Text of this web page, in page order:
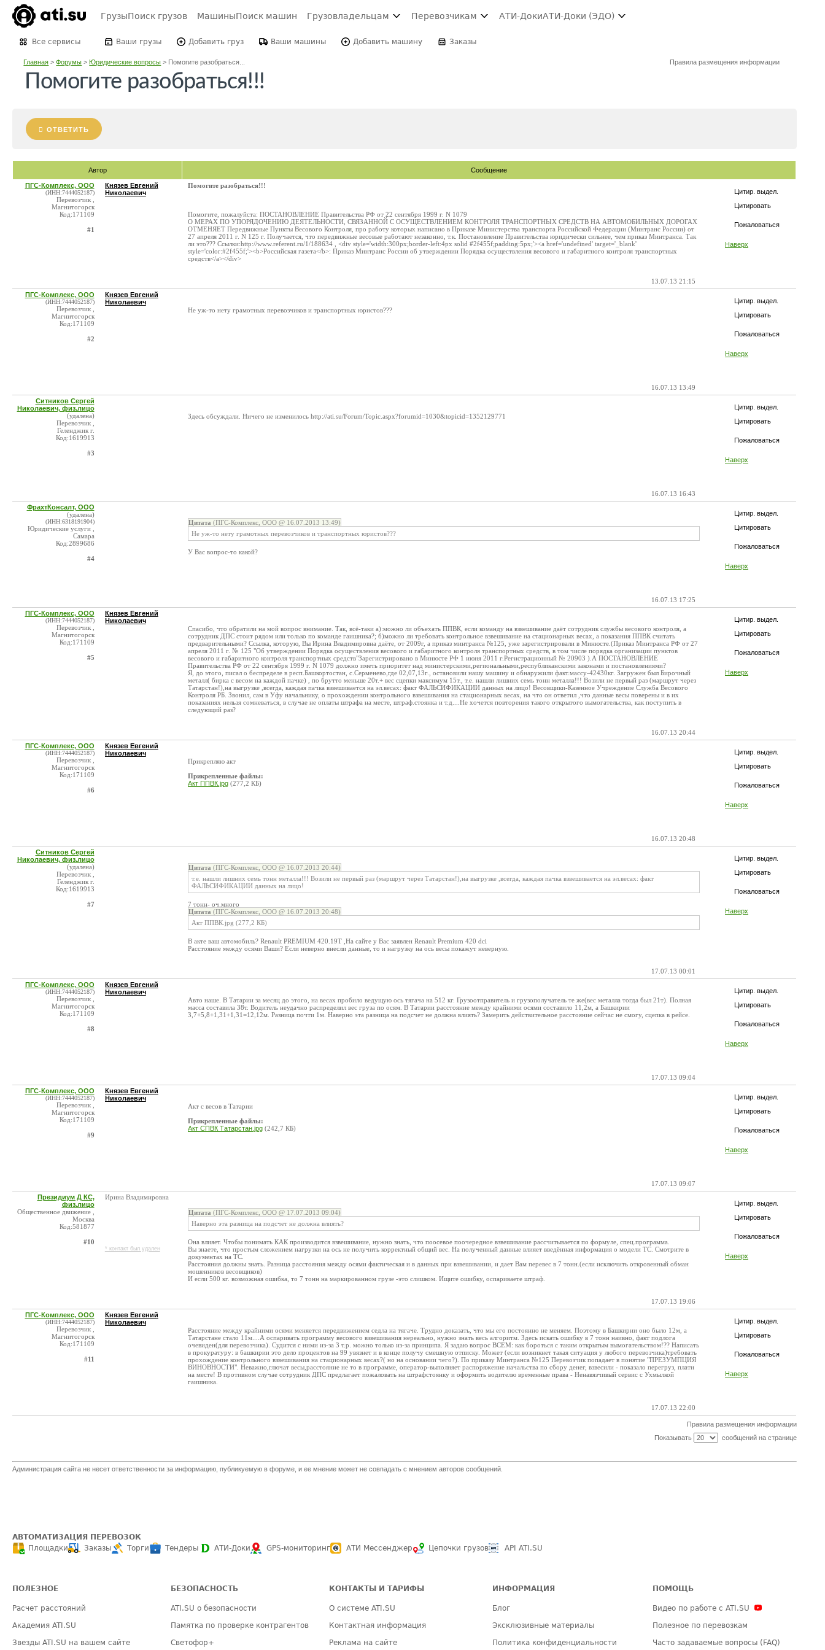
ГрузыПоиск грузов МашиныПоиск машин Грузовладельцам Перевозчикам АТИ-ДокиАТИ-Доки (ЭДО)
Все сервисы Ваши грузы Добавить груз Ваши машины Добавить машину Заказы
Главная >Форумы >Юридические вопросы > Помогите разобраться... Правила размещения информации
Помогите разобраться!!!
ОТВЕТИТЬ
Автор Сообщение
Цитир. выдел.
Цитировать
Пожаловаться
Наверх
ПГС-Комплекс, ООО
(ИНН:7444052187)
Перевозчик ,
Магнитогорск
Код:171109
#1
Князев Евгений
Николаевич
Помогите разобраться!!!
Помогите, пожалуйста: ПОСТАНОВЛЕНИЕ Правительства РФ от 22 сентября 1999 г. N 1079
О МЕРАХ ПО УПОРЯДОЧЕНИЮ ДЕЯТЕЛЬНОСТИ, СВЯЗАННОЙ С ОСУЩЕСТВЛЕНИЕМ КОНТРОЛЯ ТРАНСПОРТНЫХ СРЕДСТВ НА АВТОМОБИЛЬНЫХ ДОРОГАХ
ОТМЕНЯЕТ Передвижные Пункты Весового Контроля, про работу которых написано в Приказе Министерства транспорта Российской Федерации (Минтранс России) от
27 апреля 2011 г. N 125 г. Получается, что передвижные весовые работают незаконно, т.к. Постановление Правительства юридически сильнее, чем приказ Минтранса. Так
ли это??? Ссылки:http://www.referent.ru/1/188634 , <div style='width:300px;border-left:4px solid #2f455f;padding:5px;'><a href='undefined' target='_blank'
style='color:#2f455f;'><b>Российская газета</b>: Приказ Минтранс России об утверждении Порядка осуществления весового и габаритного контроля транспортных
средств</a></div>
13.07.13 21:15
Цитир. выдел.
Цитировать
Пожаловаться
Наверх
ПГС-Комплекс, ООО
(ИНН:7444052187)
Перевозчик ,
Магнитогорск
Код:171109
#2
Князев Евгений
Николаевич
Не уж-то нету грамотных перевозчиков и транспортных юристов???
16.07.13 13:49
Цитир. выдел.
Цитировать
Пожаловаться
Наверх
Ситников Сергей
Николаевич, физ.лицо
(удалена)
Перевозчик ,
Геленджик г.
Код:1619913
#3
Здесь обсуждали. Ничего не изменилось http://ati.su/Forum/Topic.aspx?forumid=1030&topicid=1352129771
16.07.13 16:43
Цитир. выдел.
Цитировать
Пожаловаться
Наверх
ФрахтКонсалт, ООО
(удалена)
(ИНН:6318191904)
Юридические услуги ,
Самара
Код:2899686
#4
Цитата (ПГС-Комплекс, ООО @ 16.07.2013 13:49)
Не уж-то нету грамотных перевозчиков и транспортных юристов???
У Вас вопрос-то какой?
16.07.13 17:25
Цитир. выдел.
Цитировать
Пожаловаться
Наверх
ПГС-Комплекс, ООО
(ИНН:7444052187)
Перевозчик ,
Магнитогорск
Код:171109
#5
Князев Евгений
Николаевич
Спасибо, что обратили на мой вопрос внимание. Так, всё-таки а):можно ли объехать ППВК, если команду на взвешивание даёт сотрудник службы весового контроля, а
сотрудник ДПС стоит рядом или только по команде гаишника?; б)можно ли требовать контрольное взвешивание на стационарных весах, а показания ППВК считать
предварительными? Ссылка, которую, Вы Ирина Владимировна даёте, от 2009г, а приказ минтранса №125, уже зарегистрировали в Минюсте.(Приказ Минтранса РФ от 27
апреля 2011 г. № 125 "Об утверждении Порядка осуществления весового и габаритного контроля транспортных средств, в том числе порядка организации пунктов
весового и габаритного контроля транспортных средств"Зарегистрировано в Минюсте РФ 1 июня 2011 г.Регистрационный № 20903 ).А ПОСТАНОВЛЕНИЕ
Правительства РФ от 22 сентября 1999 г. N 1079 должно иметь приоритет над министерскими,региональными,республиканскими законами и постановлениями?
Я, до этого, писал о беспределе в респ.Башкортостан, с.Серменево,где 02,07,13г., остановили нашу машину и обнаружили факт.массу-42430кг. Загружен был Бирочный
металл( бирка с весом на каждой пачке) , по брутто меньше 20т.+ вес сцепки максимум 15т., т.е. нашли лишних семь тонн металла!!! Возили не первый раз (маршрут через
Татарстан!),на выгрузке ,всегда, каждая пачка взвешивается на эл.весах: факт ФАЛЬСИФИКАЦИИ данных на лицо! Весовщики-Казенное Учреждение Служба Весового
Контроля РБ. Звонил, сам в Уфу начальнику, о прохождении контрольного взвешивания на стационарных весах, на что он ответил ,что данные весы поверены и в их
показаниях нельзя сомневаться, в случае не оплаты штрафа на месте, штраф.стоянка и т.д....Не хочется повторения такого открытого вымогательства, как поступить в
следующий раз?
16.07.13 20:44
Цитир. выдел.
Цитировать
Пожаловаться
Наверх
ПГС-Комплекс, ООО
(ИНН:7444052187)
Перевозчик ,
Магнитогорск
Код:171109
#6
Князев Евгений
Николаевич
Прикрепляю акт
Прикрепленные файлы:
Акт ППВК.jpg (277,2 КБ)
16.07.13 20:48
Цитир. выдел.
Цитировать
Пожаловаться
Наверх
Ситников Сергей
Николаевич, физ.лицо
(удалена)
Перевозчик ,
Геленджик г.
Код:1619913
#7
Цитата (ПГС-Комплекс, ООО @ 16.07.2013 20:44)
т.е. нашли лишних семь тонн металла!!! Возили не первый раз (маршрут через Татарстан!),на выгрузке ,всегда, каждая пачка взвешивается на эл.весах: факт
ФАЛЬСИФИКАЦИИ данных на лицо!
7 тонн- оч.много
Цитата (ПГС-Комплекс, ООО @ 16.07.2013 20:48)
Акт ППВК.jpg (277,2 КБ)
В акте ваш автомобиль? Renault PREMIUM 420.19T ,На сайте у Вас заявлен Renault Premium 420 dсi
Расстояние между осями Ваши? Если неверно внесли данные, то и нагрузку на ось весы покажут неверную.
17.07.13 00:01
Цитир. выдел.
Цитировать
Пожаловаться
Наверх
ПГС-Комплекс, ООО
(ИНН:7444052187)
Перевозчик ,
Магнитогорск
Код:171109
#8
Князев Евгений
Николаевич
Авто наше. В Татарии за месяц до этого, на весах пробило ведущую ось тягача на 512 кг. Грузоотправитель и грузополучатель те же(вес металла тогда был 21т). Полная
масса составила 38т. Водитель неудачно распределил вес груза по осям. В Татарии расстояние между крайними осями составило 11,2м, а Башкирии
3,7+5,8+1,31+1,31=12,12м. Разница почти 1м. Наверно эта разница на подсчет не должна влиять? Замерить действительное расстояние сейчас не смогу, сцепка в рейсе.
17.07.13 09:04
Цитир. выдел.
Цитировать
Пожаловаться
Наверх
ПГС-Комплекс, ООО
(ИНН:7444052187)
Перевозчик ,
Магнитогорск
Код:171109
#9
Князев Евгений
Николаевич
Акт с весов в Татарии
Прикрепленные файлы:
Акт СПВК Татарстан.jpg (242,7 КБ)
17.07.13 09:07
Цитир. выдел.
Цитировать
Пожаловаться
Наверх
Президиум Д КС,
физ.лицо
Общественное движение ,
Москва
Код:581877
#10
Ирина Владимировна
* контакт был удален
Цитата (ПГС-Комплекс, ООО @ 17.07.2013 09:04)
Наверно эта разница на подсчет не должна влиять?
Она влияет. Чтобы понимать КАК производится взвешивание, нужно знать, что поосевое поочередное взвешивание рассчитывается по формуле, спец.программа.
Вы знаете, что простым сложением нагрузки на ось не получить корректный общий вес. На полученный данные влияет введённая информация о модели ТС. Смотрите в
документах на ТС.
Расстояния должны знать. Разница расстояния между осями фактическая и в данных при взвешивании, и дает Вам перевес в 7 тонн.(если исключить откровенный обман
мошенников весовщиков)
И если 500 кг. возможная ошибка, то 7 тонн на маркированном грузе -это слишком. Ищите ошибку, оспариваете штраф.
17.07.13 19:06
Цитир. выдел.
Цитировать
Пожаловаться
Наверх
ПГС-Комплекс, ООО
(ИНН:7444052187)
Перевозчик ,
Магнитогорск
Код:171109
#11
Князев Евгений
Николаевич
Расстояние между крайними осями меняется передвижением седла на тягаче. Трудно доказать, что мы его постоянно не меняем. Поэтому в Башкирии оно было 12м, а
Татарстане стало 11м....А оспаривать программу весового взвешивания нереально, нужно знать весь алгоритм. Здесь искать ошибку в 7 тонн наивно, факт подлога
очевиден(для перевозчика). Судится с ними из-за 3 т.р. можно только из-за принципа. Я задаю вопрос ВСЕМ: как бороться с таким открытым вымогательством!?? Написать
в прокуратуру: в башкирии это дело процентов на 99 увязнет и в конце получу смешную отписку. Может (если возникнет такая ситуация у любого перевозчика)требовать
прохождение контрольного взвешивания на стационарных весах?( но на основании чего?). По приказу Минтранса №125 Перевозчик попадает в понятие "ПРЕЗУМПЦИЯ
ВИНОВНОСТИ". Неважно,глючат весы,расстояние не то в программе, оператор-выполняет распоряжение начальства по сбору денег, взвесили - показало перегруз, плати
на месте! В противном случае сотрудник ДПС предлагает пожаловать на штрафстоянку и оформить водителю временные права - Ненавязчивый сервис с Ухмылкой
гаишника.
17.07.13 22:00
Правила размещения информации
Показывать
сообщений на странице
Администрация сайта не несет ответственности за информацию, публикуемую в форуме, и ее мнение может не совпадать с мнением авторов сообщений.
АВТОМАТИЗАЦИЯ ПЕРЕВОЗОК
Площадки
Заказы Торги Тендеры АТИ-Доки GPS-мониторинг АТИ Мессенджер Цепочки грузов API ATI.SU
ПОЛЕЗНОЕ
Расчет расстояний
Академия ATI.SU
Звезды ATI.SU на вашем сайте
БЕЗОПАСНОСТЬ
ATI.SU о безопасности
Памятка по проверке контрагентов
Светофор+
КОНТАКТЫ И ТАРИФЫ
О системе ATI.SU
Контактная информация
Реклама на сайте
ИНФОРМАЦИЯ
Блог
Эксклюзивные материалы
Политика конфиденциальности
ПОМОЩЬ
Видео по работе с ATI.SU
Полезное по перевозкам
Часто задаваемые вопросы (FAQ)